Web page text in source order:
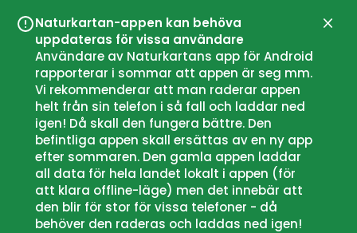
Naturkartan-appen kan behöva
uppdateras för vissa användare
Användare av Naturkartans app för Android
rapporterar i sommar att appen är seg mm.
Vi rekommenderar att man raderar appen
helt från sin telefon i så fall och laddar ned
igen! Då skall den fungera bättre. Den
befintliga appen skall ersättas av en ny app
efter sommaren. Den gamla appen laddar
all data för hela landet lokalt i appen (för
att klara offline-läge) men det innebär att
den blir för stor för vissa telefoner - då
behöver den raderas och laddas ned igen!